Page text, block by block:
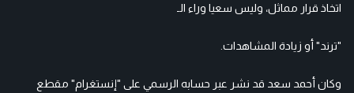
اتخاذ قرار مماثل، وليس سعيا وراء الـ
"ترند" أو زيادة المشاهدات.
وكان أحمد سعد قد نشر عبر حسابه الرسمي على "إنستغرام" مقطع